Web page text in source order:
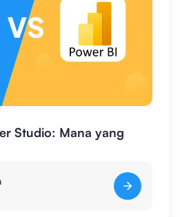
Studio: Mana yang